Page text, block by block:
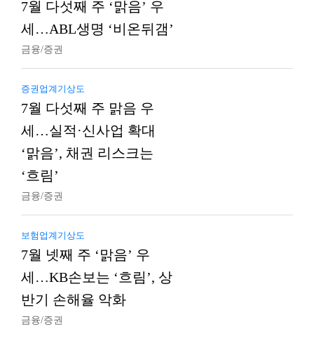
7월 다섯째 주 ‘맑음’ 우
세…ABL생명 ‘비온뒤갬’
금융/증권
증권업계기상도
7월 다섯째 주 맑음 우
세…실적·신사업 확대
‘맑음’, 채권 리스크는
‘흐림’
금융/증권
보험업계기상도
7월 넷째 주 ‘맑음’ 우
세…KB손보는 ‘흐림’, 상
반기 손해율 악화
금융/증권